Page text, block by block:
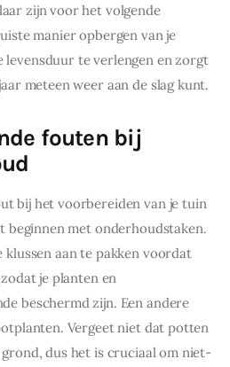
zijn voor het volgende
manier opbergen van je
levensduur te verlengen en zorgt
meteen weer aan de slag kunt.
fouten bij
bij het voorbereiden van je tuin
beginnen met onderhoudstaken.
klussen aan te pakken voordat
je planten en
beschermd zijn. Een andere
Vergeet niet dat potten
dus het is cruciaal om niet-